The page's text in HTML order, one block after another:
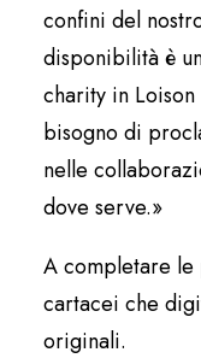
confini del
disponibilità è
charity in
bisogno di
nelle
dove serve.»
A completare
cartacei che
originali.